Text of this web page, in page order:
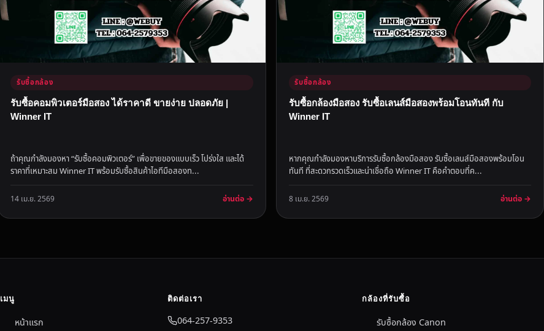
รับซื้อกล้อง
รับซื้อคอมพิวเตอร์มือสอง ได้ราคาดี ขายง่าย ปลอดภัย |
Winner IT
ถ้าคุณกำลังมองหา “รับซื้อคอมพิวเตอร์” เพื่อขายของแบบเร็ว โปร่งใส และได้
ราคาที่เหมาะสม Winner IT พร้อมรับซื้อสินค้าไอทีมือสองท...
14 เม.ย. 2569 อ่านต่อ →
รับซื้อกล้อง
รับซื้อกล้องมือสอง รับซื้อเลนส์มือสองพร้อมโอนทันที กับ
Winner IT
หากคุณกำลังมองหาบริการรับซื้อกล้องมือสอง รับซื้อเลนส์มือสองพร้อมโอน
ทันที ที่สะดวกรวดเร็วและน่าเชื่อถือ Winner IT คือคำตอบที่ค...
8 เม.ย. 2569 อ่านต่อ →
เมนู
หน้าแรก
ติดต่อเรา
064-257-9353
กล้องที่รับซื้อ
รับซื้อกล้อง Canon